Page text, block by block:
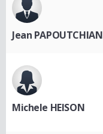
Jean PAPOUTCHIAN
Michele HEISON